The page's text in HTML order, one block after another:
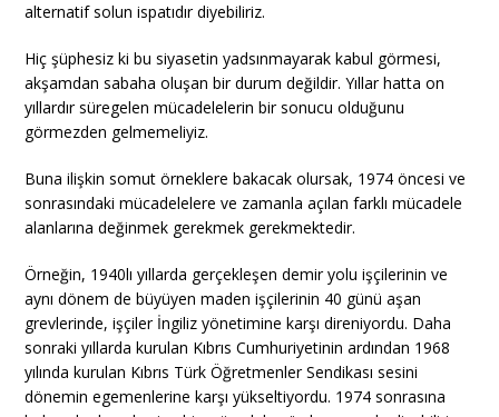
alternatif solun ispatıdır diyebiliriz.
Hiç şüphesiz ki bu siyasetin yadsınmayarak kabul görmesi,
akşamdan sabaha oluşan bir durum değildir. Yıllar hatta on
yıllardır süregelen mücadelelerin bir sonucu olduğunu
görmezden gelmemeliyiz.
Buna ilişkin somut örneklere bakacak olursak, 1974 öncesi ve
sonrasındaki mücadelelere ve zamanla açılan farklı mücadele
alanlarına değinmek gerekmek gerekmektedir.
Örneğin, 1940lı yıllarda gerçekleşen demir yolu işçilerinin ve
aynı dönem de büyüyen maden işçilerinin 40 günü aşan
grevlerinde, işçiler İngiliz yönetimine karşı direniyordu. Daha
sonraki yıllarda kurulan Kıbrıs Cumhuriyetinin ardından 1968
yılında kurulan Kıbrıs Türk Öğretmenler Sendikası sesini
dönemin egemenlerine karşı yükseltiyordu. 1974 sonrasına